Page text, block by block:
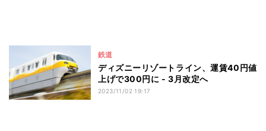
鉄道
ディズニーリゾートライン、運賃40円値
上げで300円に - 3月改定へ
2023/11/02 19:17